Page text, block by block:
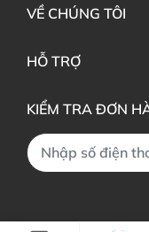
VỀ CHÚNG TÔI
HỖ TRỢ
KIỂM TRA ĐƠN